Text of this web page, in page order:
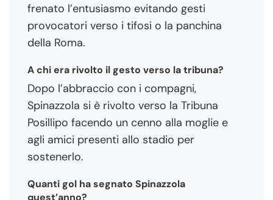
frenato l’entusiasmo evitando gesti
provocatori verso i tifosi o la panchina
della Roma.
A chi era rivolto il gesto verso la tribuna?
Dopo l’abbraccio con i compagni,
Spinazzola si è rivolto verso la Tribuna
Posillipo facendo un cenno alla moglie e
agli amici presenti allo stadio per
sostenerlo.
Quanti gol ha segnato Spinazzola
quest’anno?